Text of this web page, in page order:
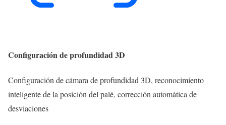
Configuración de profundidad 3D
Configuración de cámara de profundidad 3D, reconocimiento
inteligente de la posición del palé, corrección automática de
desviaciones